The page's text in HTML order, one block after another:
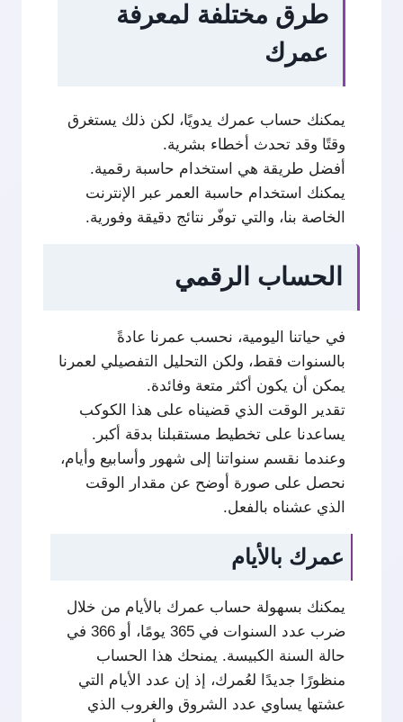
طرق مختلفة لمعرفة
عمرك
يمكنك حساب عمرك يدويًا، لكن ذلك يستغرق
وقتًا وقد تحدث أخطاء بشرية.
أفضل طريقة هي استخدام حاسبة رقمية.
يمكنك استخدام حاسبة العمر عبر الإنترنت
الخاصة بنا، والتي توفّر نتائج دقيقة وفورية.
الحساب الرقمي
في حياتنا اليومية، نحسب عمرنا عادةً
بالسنوات فقط، ولكن التحليل التفصيلي لعمرنا
يمكن أن يكون أكثر متعة وفائدة.
تقدير الوقت الذي قضيناه على هذا الكوكب
يساعدنا على تخطيط مستقبلنا بدقة أكبر.
وعندما نقسم سنواتنا إلى شهور وأسابيع وأيام،
نحصل على صورة أوضح عن مقدار الوقت
الذي عشناه بالفعل.
عمرك بالأيام
يمكنك بسهولة حساب عمرك بالأيام من خلال
ضرب عدد السنوات في 365 يومًا، أو 366 في
حالة السنة الكبيسة. يمنحك هذا الحساب
منظورًا جديدًا لعُمرك، إذ إن عدد الأيام التي
عشتها يساوي عدد الشروق والغروب الذي